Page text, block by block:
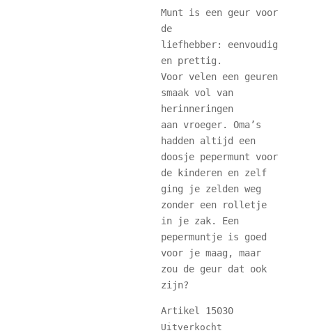
Munt is een geur voor
de
liefhebber: eenvoudig
en prettig.
Voor velen een geuren
smaak vol van
herinneringen
aan vroeger. Oma’s
hadden altijd een
doosje pepermunt voor
de kinderen en zelf
ging je zelden weg
zonder een rolletje
in je zak. Een
pepermuntje is goed
voor je maag, maar
zou de geur dat ook
zijn?
Artikel 15030
Uitverkocht